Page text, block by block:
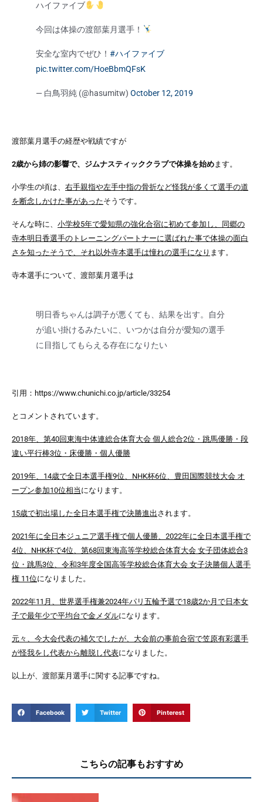
ハイファイブ
今回は体操の渡部葉月選手！
安全な室内でぜひ！#ハイファイブ
pic.twitter.com/HoeBbmQFsK
— 白鳥羽純 (@hasumitw)October 12, 2019
渡部葉月選手の経歴や戦績ですが
2歳から姉の影響で、ジムナスティッククラブで体操を始め ます。
小学生の頃は、 右手親指や左手中指の骨折など怪我が多くて選手の道
を断念しかけた事があったそうです。
そんな時に、 小学校5年で愛知県の強化合宿に初めて参加し、同郷の
寺本明日香選手のトレーニングパートナーに選ばれた事で体操の面白
さを知ったそうで、それ以外寺本選手は憧れの選手になり ます。
寺本選手について、渡部葉月選手は
明日香ちゃんは調子が悪くても、結果を出す。自分
が追い掛けるみたいに、いつかは自分が愛知の選手
に目指してもらえる存在になりたい
引用：https://www.chunichi.co.jp/article/33254
とコメントされています。
2018年、第40回東海中体連総合体育大会 個人総合2位・跳馬優勝・段
違い平行棒3位・床優勝・個人優勝
2019年、14歳で全日本選手権9位、NHK杯6位、豊田国際競技大会 オ
ープン参加10位相当 になります。
15歳で初出場した全日本選手権で決勝進出 されます。
2021年に全日本ジュニア選手権で個人優勝、2022年に全日本選手権で
4位、NHK杯で4位、第68回東海高等学校総合体育大会 女子団体総合3
位・跳馬3位、令和3年度全国高等学校総合体育大会 女子決勝個人選手
権 11位になりました。
2022年11月、世界選手権兼2024年パリ五輪予選で18歳2か月で日本女
子で最年少で平均台で金メダルになります。
元々、今大会代表の補欠でしたが、大会前の事前合宿で笠原有彩選手
が怪我をし代表から離脱し代表になりました。
以上が、渡部葉月選手に関する記事ですね。
Facebook Twitter Pinterest
こちらの記事もおすすめ